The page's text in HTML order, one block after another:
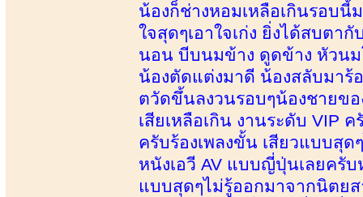
น้องก็ช่างหอมเหลือเกินรอบ
ใจสุดๆเอาใจเก่ง ยิ่งได้สบตา
นอน บีบนมข้าง ดูดข้าง หัวนม
น้องตัดแต่งมาดี น้องสลับมาร้
ตวัดขึ้นลงวนรอบๆน้องชายขอ
เสียเหลือเกิน งานระดับ VIP
ครับร้องเพลงขั้น เสียวแบบสุด
หนังเอวี AV แบบญี่ปุ่นเลยครั
แบบสุดๆไม่รู้ออกมาจากนิตย